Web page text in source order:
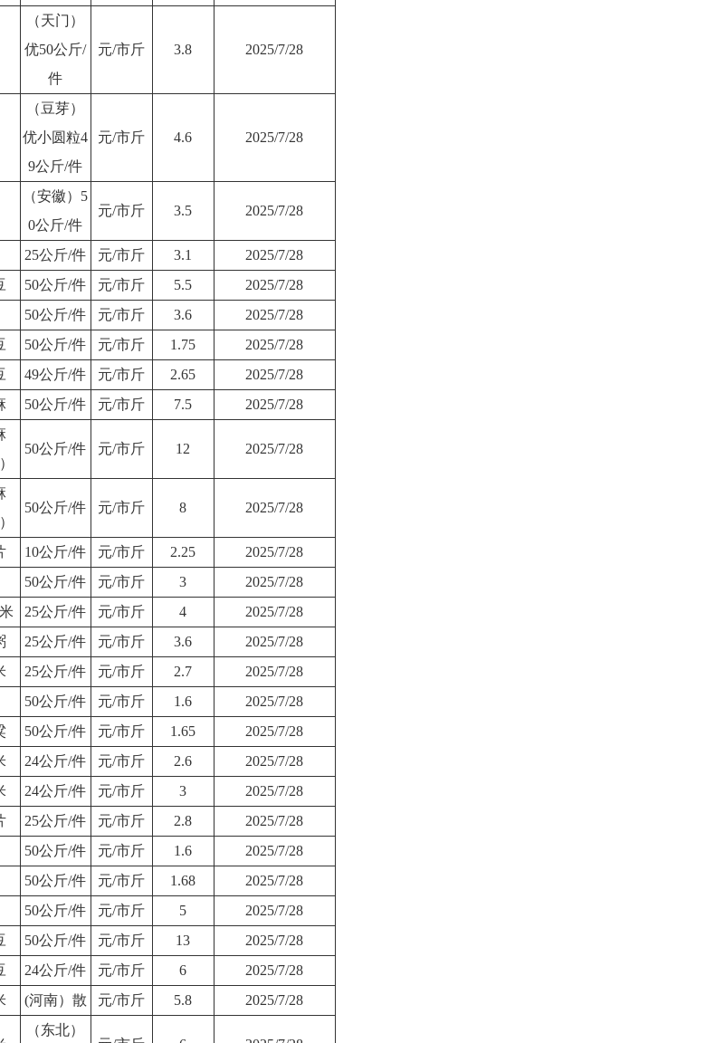
（天门）
优50公斤/
件
元/市斤 3.8 2025/7/28
（豆芽）
优小圆粒4
9公斤/件
元/市斤 4.6 2025/7/28
（安徽）5
0公斤/件
元/市斤 3.5 2025/7/28
25公斤/件 元/市斤 3.1
2025/7/28
50公斤/件 元/市斤 5.5
2025/7/28
50公斤/件 元/市斤 3.6
2025/7/28
50公斤/件 元/市斤 1.75
2025/7/28
49公斤/件 元/市斤 2.65
2025/7/28
50公斤/件 元/市斤 7.5 2025/7/28
50公斤/件 元/市斤 12 2025/7/28
50公斤/件 元/市斤 8 2025/7/28
10公斤/件 元/市斤 2.25
2025/7/28
50公斤/件 元/市斤 3
2025/7/28
25公斤/件 元/市斤 4
2025/7/28
25公斤/件 元/市斤 3.6
2025/7/28
25公斤/件 元/市斤 2.7
2025/7/28
50公斤/件 元/市斤 1.6
2025/7/28
50公斤/件 元/市斤 1.65
2025/7/28
24公斤/件 元/市斤 2.6
2025/7/28
24公斤/件 元/市斤 3
2025/7/28
25公斤/件 元/市斤 2.8
2025/7/28
50公斤/件 元/市斤 1.6
2025/7/28
50公斤/件 元/市斤 1.68
2025/7/28
50公斤/件 元/市斤 5
2025/7/28
50公斤/件 元/市斤 13
2025/7/28
24公斤/件 元/市斤 6
2025/7/28
(河南）散 元/市斤 5.8 2025/7/28
（东北）